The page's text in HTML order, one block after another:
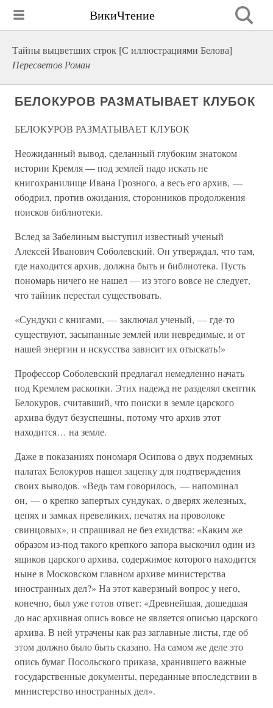
ВикиЧтение
Тайны выцветших строк [С иллюстрациями Белова]
Пересветов Роман
БЕЛОКУРОВ РАЗМАТЫВАЕТ КЛУБОК
БЕЛОКУРОВ РАЗМАТЫВАЕТ КЛУБОК
Неожиданный вывод, сделанный глубоким знатоком
истории Кремля — под землей надо искать не
книгохранилище Ивана Грозного, а весь его архив, —
ободрил, против ожидания, сторонников продолжения
поисков библиотеки.
Вслед за Забелиным выступил известный ученый
Алексей Иванович Соболевский. Он утверждал, что там,
где находится архив, должна быть и библиотека. Пусть
пономарь ничего не нашел — из этого вовсе не следует,
что тайник перестал существовать.
«Сундуки с книгами, — заключал ученый, — где-то
существуют, засыпанные землей или невредимые, и от
нашей энергии и искусства зависит их отыскать!»
Профессор Соболевский предлагал немедленно начать
под Кремлем раскопки. Этих надежд не разделял скептик
Белокуров, считавший, что поиски в земле царского
архива будут безуспешны, потому что архив этот
находится… на земле.
Даже в показаниях пономаря Осипова о двух подземных
палатах Белокуров нашел зацепку для подтверждения
своих выводов. «Ведь там говорилось, — напоминал
он, — о крепко запертых сундуках, о дверях железных,
цепях и замках превеликих, печатях на проволоке
свинцовых», и спрашивал не без ехидства: «Каким же
образом из-под такого крепкого запора выскочил один из
ящиков царского архива, содержимое которого находится
ныне в Московском главном архиве министерства
иностранных дел?» На этот каверзный вопрос у него,
конечно, был уже готов ответ: «Древнейшая, дошедшая
до нас архивная опись вовсе не является описью царского
архива. В ней утрачены как раз заглавные листы, где об
этом должно было быть сказано. На самом же деле это
опись бумаг Посольского приказа, хранившего важные
государственные документы, переданные впоследствии в
министерство иностранных дел».